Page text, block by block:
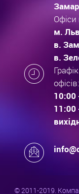
Офіси
м.
в.
в.
офісів:
10:00
11:00
© 2011-2019.